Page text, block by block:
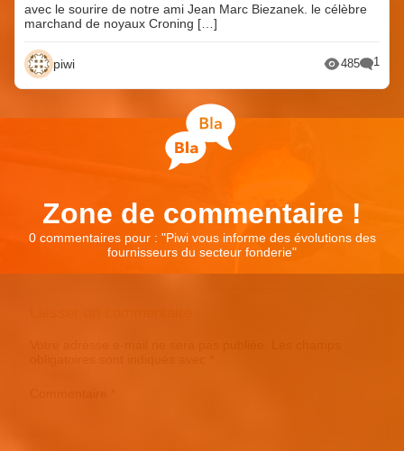
avec le sourire de notre ami Jean Marc Biezanek. le célèbre
marchand de noyaux Croning […]
piwi 485 1
Zone de commentaire !
0 commentaires pour : "Piwi vous informe des évolutions des
fournisseurs du secteur fonderie"